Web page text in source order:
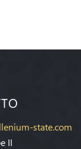
state.com
II